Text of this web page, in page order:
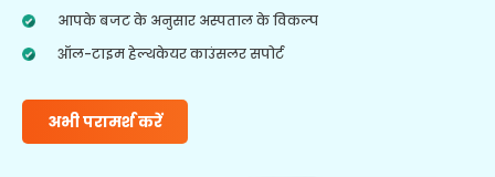
आपके बजट के अनुसार अस्पताल के विकल्प
ऑल-टाइम हेल्थकेयर काउंसलर सपोर्ट
अभी परामर्श करें